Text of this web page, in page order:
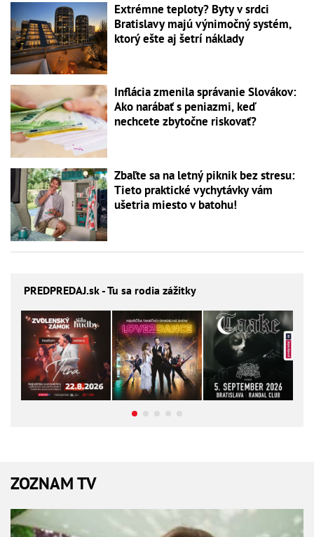
Extrémne teploty? Byty v srdci
Bratislavy majú výnimočný systém,
ktorý ešte aj šetrí náklady
Inflácia zmenila správanie Slovákov:
Ako narábať s peniazmi, keď
nechcete zbytočne riskovať?
Zbaľte sa na letný piknik bez stresu:
Tieto praktické vychytávky vám
ušetria miesto v batohu!
PREDPREDAJ.sk - Tu sa rodia zážitky
ZOZNAM TV